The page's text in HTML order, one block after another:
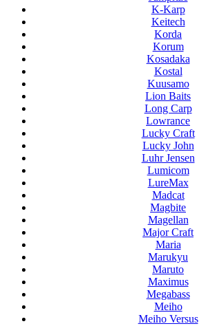
K-Karp
Keitech
Korda
Korum
Kosadaka
Kostal
Kuusamo
Lion Baits
Long Carp
Lowrance
Lucky Craft
Lucky John
Luhr Jensen
Lumicom
LureMax
Madcat
Magbite
Magellan
Major Craft
Maria
Marukyu
Maruto
Maximus
Megabass
Meiho
Meiho Versus